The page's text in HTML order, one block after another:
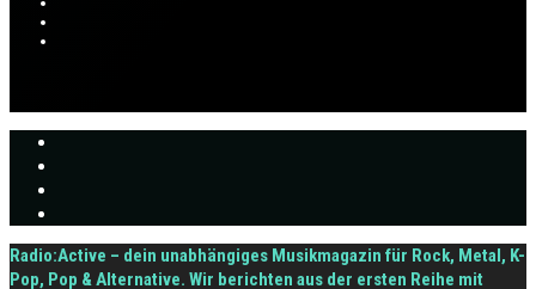
Radio:Active – dein unabhängiges Musikmagazin für Rock, Metal, K-
Pop, Pop & Alternative. Wir berichten aus der ersten Reihe mit